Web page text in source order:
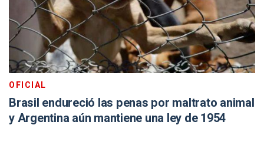
OFICIAL
Brasil endureció las penas por maltrato animal
y Argentina aún mantiene una ley de 1954